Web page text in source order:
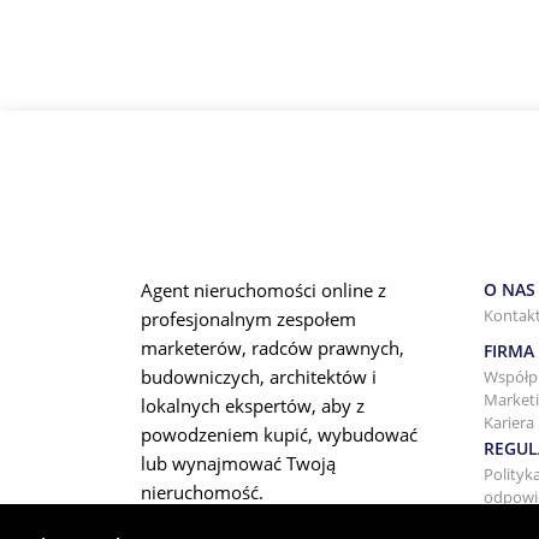
Agent nieruchomości online z
profesjonalnym zespołem
marketerów, radców prawnych,
budowniczych, architektów i
lokalnych ekspertów, aby z
powodzeniem kupić, wybudować
lub wynajmować Twoją
nieruchomość.
O NAS
FIRMA
Kariera